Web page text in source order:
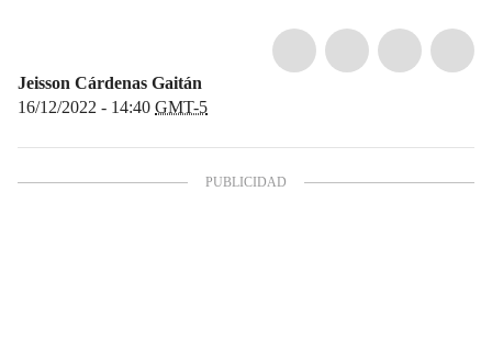
Jeisson Cárdenas Gaitán
16/12/2022 - 14:40 GMT-5